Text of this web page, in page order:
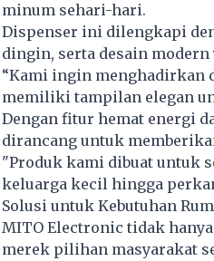
minum sehari-hari.
Dispenser ini dilengkapi
dingin, serta desain
“Kami ingin menghadirkan
memiliki tampilan elegan
Dengan fitur hemat energi
dirancang untuk
"Produk kami dibuat untuk
keluarga kecil hingga
Solusi untuk Kebutuhan
MITO Electronic tidak
merek pilihan masyarakat